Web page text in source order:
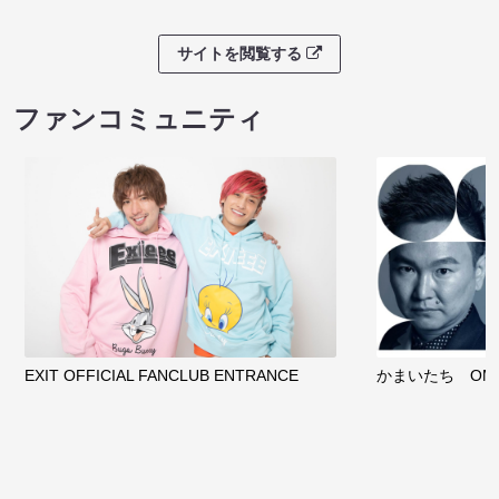
サイトを閲覧する
ファンコミュニティ
EXIT OFFICIAL FANCLUB ENTRANCE かまいたち